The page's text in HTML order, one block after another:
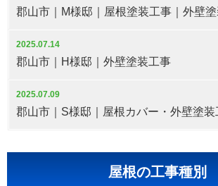
郡山市｜M様邸｜屋根塗装工事｜外壁
2025.07.14
郡山市｜H様邸｜外壁塗装工事
2025.07.09
郡山市｜S様邸｜屋根カバー・外壁塗装
屋根の工事種別